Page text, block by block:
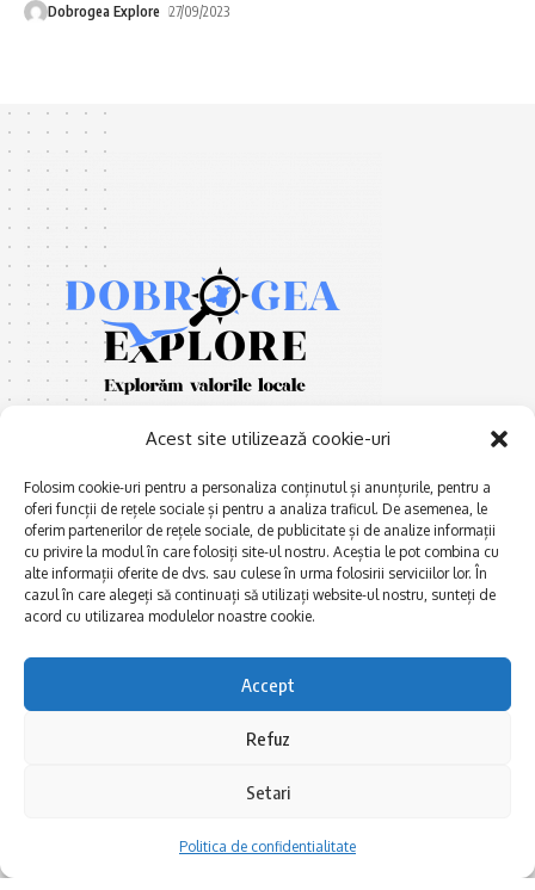
Acest site utilizează cookie-uri
Folosim cookie-uri pentru a personaliza conținutul și anunțurile, pentru a
oferi funcții de rețele sociale și pentru a analiza traficul. De asemenea, le
oferim partenerilor de rețele sociale, de publicitate și de analize informații
cu privire la modul în care folosiți site-ul nostru. Aceștia le pot combina cu
alte informații oferite de dvs. sau culese în urma folosirii serviciilor lor. În
cazul în care alegeți să continuați să utilizați website-ul nostru, sunteți de
acord cu utilizarea modulelor noastre cookie.
Accept
Refuz
Setari
Politica de confidentialitate
Dobrogea Explore 27/09/2023
E xplorăm Dobrogea,
Explorăm valorile locale:
Deltă, Litoral, cele mai mari
biserici și mănăstiri, cele mai
FRUMOASE POVEȘTI.
Afaceri și meșteșuguri
Actualitate